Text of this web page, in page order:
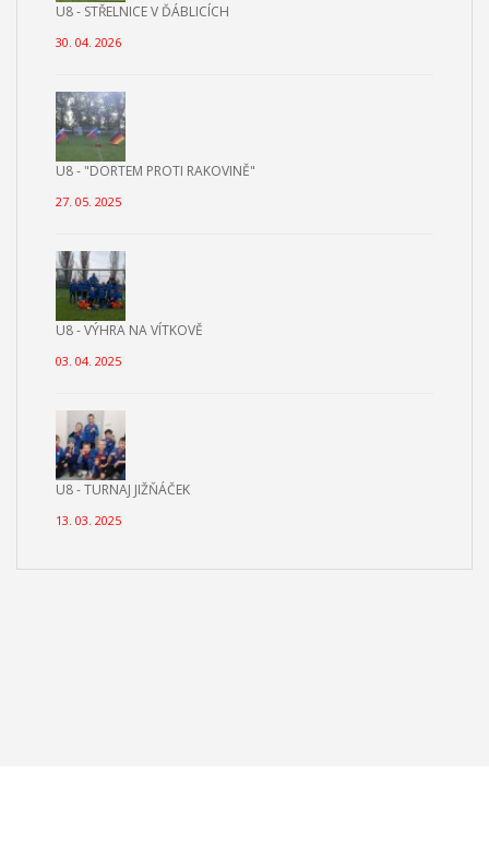
U8 - STŘELNICE V ĎÁBLICÍCH
30. 04. 2026
U8 - "DORTEM PROTI RAKOVINĚ"
27. 05. 2025
U8 - VÝHRA NA VÍTKOVĚ
03. 04. 2025
U8 - TURNAJ JIŽŇÁČEK
13. 03. 2025